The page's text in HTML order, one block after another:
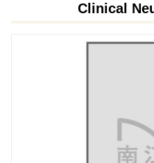
Clinical